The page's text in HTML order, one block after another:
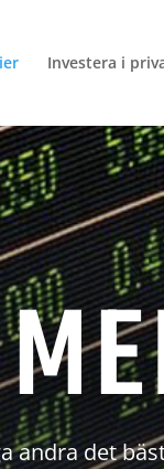
Investera i
andra det